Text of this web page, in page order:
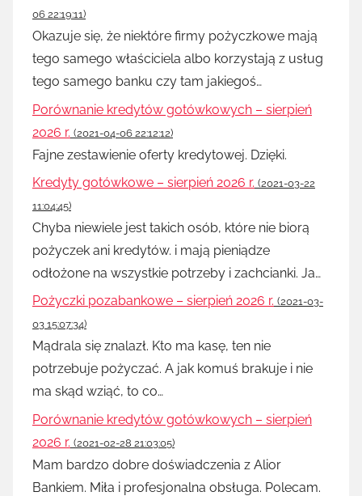
06 22:19:11)
Okazuje się, że niektóre firmy pożyczkowe mają
tego samego właściciela albo korzystają z usług
tego samego banku czy tam jakiegoś…
Porównanie kredytów gotówkowych – sierpień
2026 r. (2021-04-06 22:12:12)
Fajne zestawienie oferty kredytowej. Dzięki.
Kredyty gotówkowe – sierpień 2026 r. (2021-03-22
11:04:45)
Chyba niewiele jest takich osób, które nie biorą
pożyczek ani kredytów. i mają pieniądze
odłożone na wszystkie potrzeby i zachcianki. Ja…
Pożyczki pozabankowe – sierpień 2026 r. (2021-03-
03 15:07:34)
Mądrala się znalazł. Kto ma kasę, ten nie
potrzebuje pożyczać. A jak komuś brakuje i nie
ma skąd wziąć, to co…
Porównanie kredytów gotówkowych – sierpień
2026 r. (2021-02-28 21:03:05)
Mam bardzo dobre doświadczenia z Alior
Bankiem. Miła i profesjonalna obsługa. Polecam.